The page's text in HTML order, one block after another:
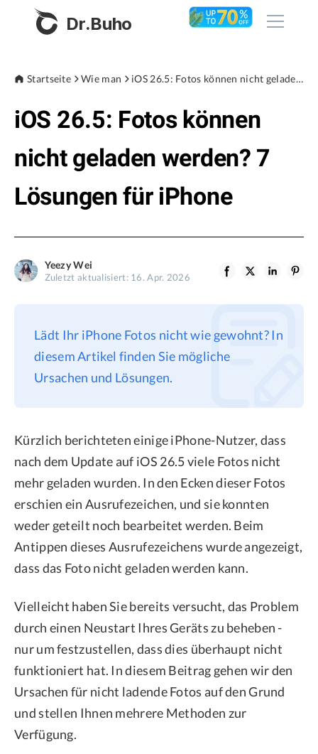
Dr.Buho
Produkte
BuhoCleaner
BuhoUnlocker
BuhoRepair
BuhoLaunchpad
Store
Blog
Datenschutz
Startseite Wie man iOS 26.5: Fotos können nicht geladen werden? 7 Lösungen für iPhone
iOS 26.5: Fotos können
nicht geladen werden? 7
Lösungen für iPhone
Yeezy Wei
Zuletzt aktualisiert: 16. Apr. 2026
Lädt Ihr iPhone Fotos nicht wie gewohnt? In
diesem Artikel finden Sie mögliche
Ursachen und Lösungen.
Kürzlich berichteten einige iPhone-Nutzer, dass
nach dem Update auf iOS 26.5 viele Fotos nicht
mehr geladen wurden. In den Ecken dieser Fotos
erschien ein Ausrufezeichen, und sie konnten
weder geteilt noch bearbeitet werden. Beim
Antippen dieses Ausrufezeichens wurde angezeigt,
dass das Foto nicht geladen werden kann.
Vielleicht haben Sie bereits versucht, das Problem
durch einen Neustart Ihres Geräts zu beheben -
nur um festzustellen, dass dies überhaupt nicht
funktioniert hat. In diesem Beitrag gehen wir den
Ursachen für nicht ladende Fotos auf den Grund
und stellen Ihnen mehrere Methoden zur
Verfügung.